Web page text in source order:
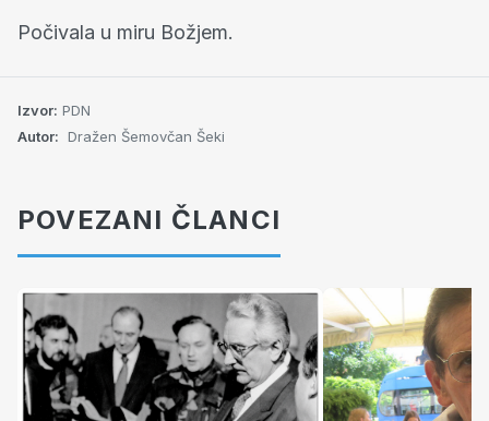
Počivala u miru Božjem.
Izvor: PDN
Autor: Dražen Šemovčan Šeki
POVEZANI ČLANCI